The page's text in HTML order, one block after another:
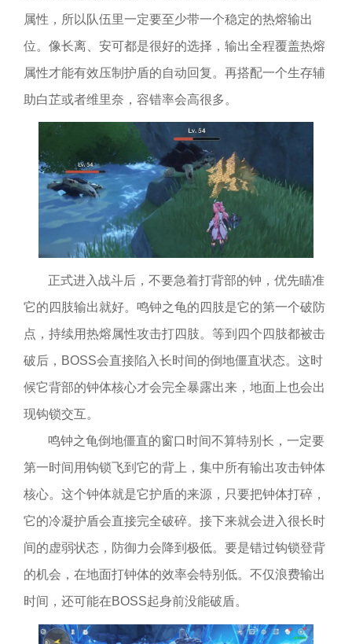
属性，所以队伍里一定要至少带一个稳定的热熔输出
位。像长离、安可都是很好的选择，输出全程覆盖热熔
属性才能有效压制护盾的自动回复。再搭配一个生存辅
助白芷或者维里奈，容错率会高很多。
正式进入战斗后，不要急着打背部的钟，优先瞄准
它的四肢输出就好。鸣钟之龟的四肢是它的第一个破防
点，持续用热熔属性攻击打四肢。等到四个四肢都被击
破后，BOSS会直接陷入长时间的倒地僵直状态。这时
候它背部的钟体核心才会完全暴露出来，地面上也会出
现钩锁交互。
鸣钟之龟倒地僵直的窗口时间不算特别长，一定要
第一时间用钩锁飞到它的背上，集中所有输出攻击钟体
核心。这个钟体就是它护盾的来源，只要把钟体打碎，
它的冷凝护盾会直接完全破碎。接下来就会进入很长时
间的虚弱状态，防御力会降到极低。要是错过钩锁登背
的机会，在地面打钟体的效率会特别低。不仅浪费输出
时间，还可能在BOSS起身前没能破盾。